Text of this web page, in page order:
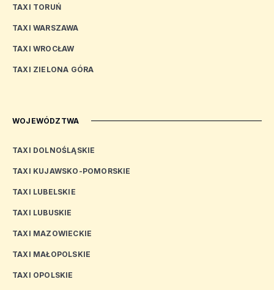
TAXI TORUŃ
TAXI WARSZAWA
TAXI WROCŁAW
TAXI ZIELONA GÓRA
WOJEWÓDZTWA
TAXI DOLNOŚLĄSKIE
TAXI KUJAWSKO-POMORSKIE
TAXI LUBELSKIE
TAXI LUBUSKIE
TAXI MAZOWIECKIE
TAXI MAŁOPOLSKIE
TAXI OPOLSKIE